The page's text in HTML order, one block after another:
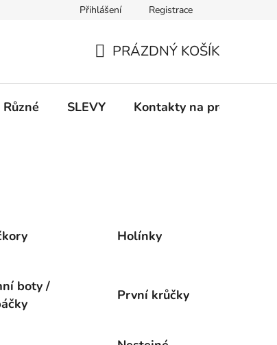
Informace k on-line platbám Odstoupení od
Přihlášení Registrace
KOŠÍK
PRÁZDNÝ KOŠÍK
Různé SLEVY Kontakty na prodejny
Holínky
boty /
První krůčky